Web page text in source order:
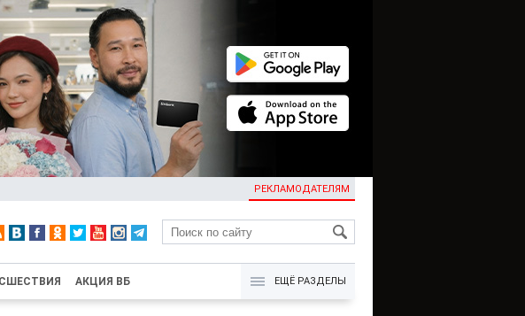
РЕКЛАМОДАТЕЛЯМ
KG
АКЦИЯ ВБ ЕЩЁ РАЗДЕЛЫ